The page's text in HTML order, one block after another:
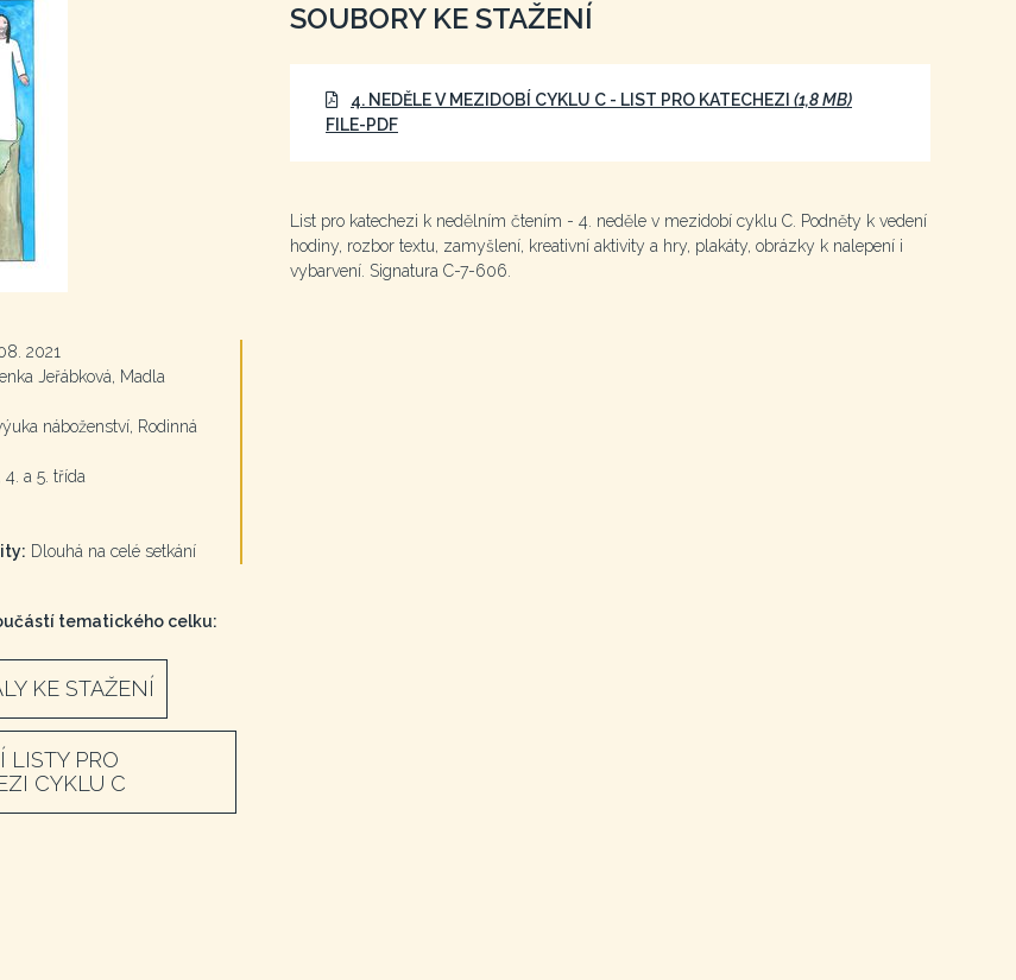
2021
Jeřábková, Madla
náboženství, Rodinná
4. a 5. třída
Dlouhá na celé setkání
tematického celku:
KE STAŽENÍ
LISTY PRO
CYKLU C
SOUBORY KE STAŽENÍ
4. NEDĚLE V MEZIDOBÍ CYKLU C - LIST PRO KATECHEZI (1,8 MB)
FILE-PDF
List pro katechezi k nedělním čtením - 4. neděle v mezidobí cyklu C. Podněty k vedení
hodiny, rozbor textu, zamyšlení, kreativní aktivity a hry, plakáty, obrázky k nalepení i
vybarvení. Signatura C-7-606.